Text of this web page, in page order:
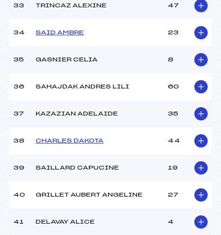
33 TRINCAZ ALEXINE 47
34 SAID AMBRE 23
35 GASNIER CELIA 8
36 SAHAJDAK ANDRES LILI 60
37 KAZAZIAN ADELAIDE 35
38 CHARLES DAKOTA 44
39 SAILLARD CAPUCINE 19
40 GRILLET AUBERT ANGELINE 27
41 DELAVAY ALICE 4